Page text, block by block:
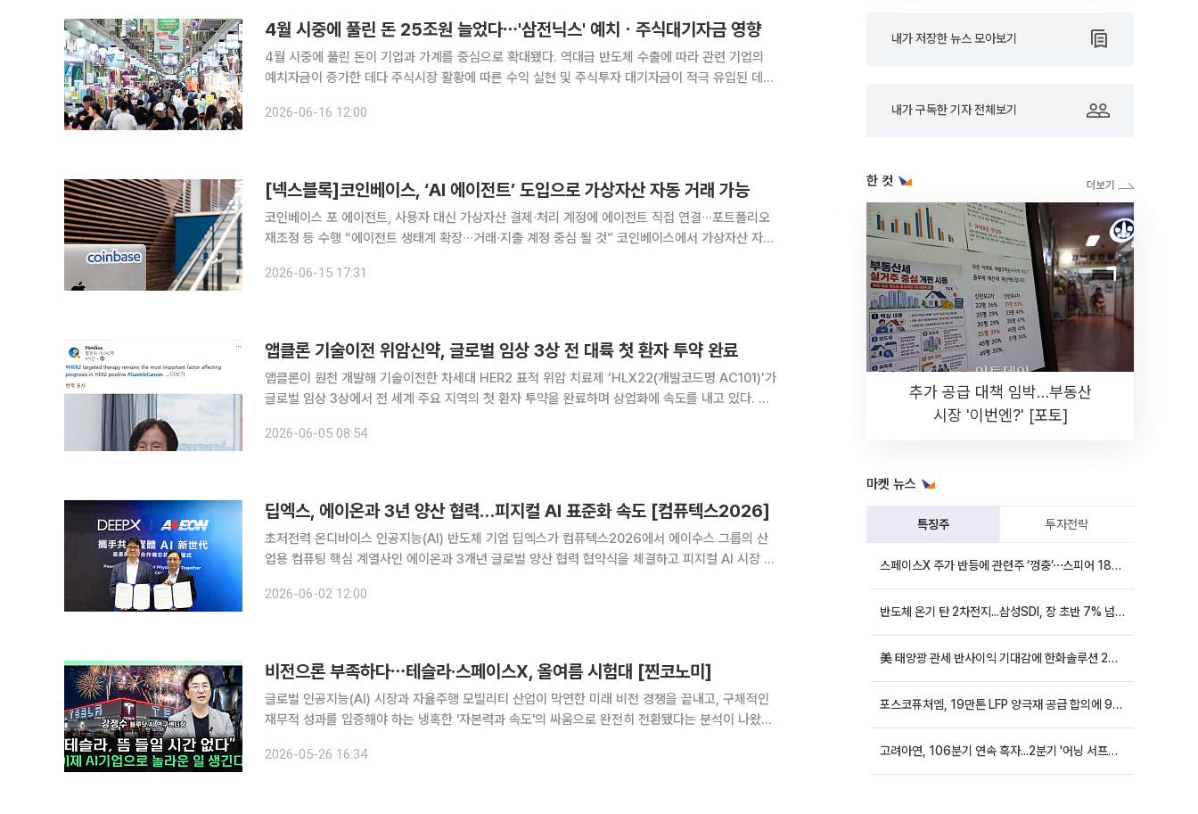
4월 시중에 풀린 돈 25조원 늘었다⋯'삼전닉스' 예치ㆍ주식대기자금 영향
4월 시중에 풀린 돈이 기업과 가계를 중심으로 확대됐다. 역대급 반도체 수출에 따라 관련 기업의
예치자금이 증가한 데다 주식시장 활황에 따른 수익 실현 및 주식투자 대기자금이 적극 유입된 데
한 달 간 M2(광의통화, 계절조정, 평잔) 규모는 415
2026-06-16 12:00
[넥스블록]코인베이스, ‘AI 에이전트’ 도입으로 가상자산 자동 거래 가능
코인베이스 포 에이전트, 사용자 대신 가상자산 결제∙처리 계정에 에이전트 직접 연결∙∙∙포트폴리오
재조정 등 수행 “에이전트 생태계 확장∙∙∙거래∙지출 계정 중심 될 것” 코인베이스에서 가상자산 자동
이전트 ‘코인베이스 포 에이전트’(Coinbase
2026-06-15 17:31
앱클론 기술이전 위암신약, 글로벌 임상 3상 전 대륙 첫 환자 투약 완료
앱클론이 원천 개발해 기술이전한 차세대 HER2 표적 위암 치료제 ‘HLX22(개발코드명 AC101)’가
글로벌 임상 3상에서 전 세계 주요 지역의 첫 환자 투약을 완료하며 상업화에 속도를 내고 있다. 최
사 헨리우스는 최근 공식 채널을 통해 베이징대 암병원
2026-06-05 08:54
딥엑스, 에이온과 3년 양산 협력…피지컬 AI 표준화 속도 [컴퓨텍스2026]
초저전력 온디바이스 인공지능(AI) 반도체 기업 딥엑스가 컴퓨텍스2026에서 에이수스 그룹의 산
업용 컴퓨팅 핵심 계열사인 에이온과 3개년 글로벌 양산 협력 협약식을 체결하고 피지컬 AI 시장 확
진행됐다. 산업용 컴퓨팅 플랫폼 전반에 딥엑스의 신경망처리장치(N
2026-06-02 12:00
비전으론 부족하다⋯테슬라·스페이스X, 올여름 시험대 [찐코노미]
글로벌 인공지능(AI) 시장과 자율주행 모빌리티 산업이 막연한 미래 비전 경쟁을 끝내고, 구체적인
재무적 성과를 입증해야 하는 냉혹한 '자본력과 속도'의 싸움으로 완전히 전환됐다는 분석이 나왔다.
해 최근 글로벌 AI 시장 상황에 대해 "유례없는 자본
2026-05-26 16:34
내가 저장한 뉴스 모아보기
내가 구독한 기자 전체보기
한 컷
추가 공급 대책 임박…부동산
시장 '이번엔?' [포토]
마켓 뉴스
특징주 투자전략
스페이스X 주가 반등에 관련주 ‘껑충’⋯스피어 18%ㆍ에이치브이엠 12%↑
반도체 온기 탄 2차전지...삼성SDI, 장 초반 7% 넘게 껑충
美 태양광 관세 반사이익 기대감에 한화솔루션 20%대·OCI홀딩스 14%대 급등
포스코퓨처엠, 19만톤 LFP 양극재 공급 합의에 9%대 강세
고려아연, 106분기 연속 흑자...2분기 '어닝 서프라이즈'에 장 초반 12%대 강세